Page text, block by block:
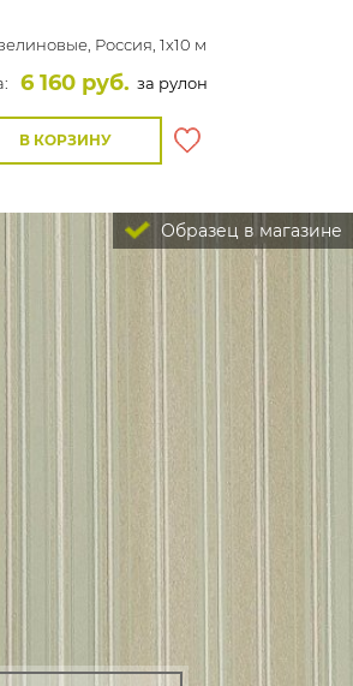
Россия, 1x10 м
6 160 руб. за рулон
В КОРЗИНУ
Образец в магазине